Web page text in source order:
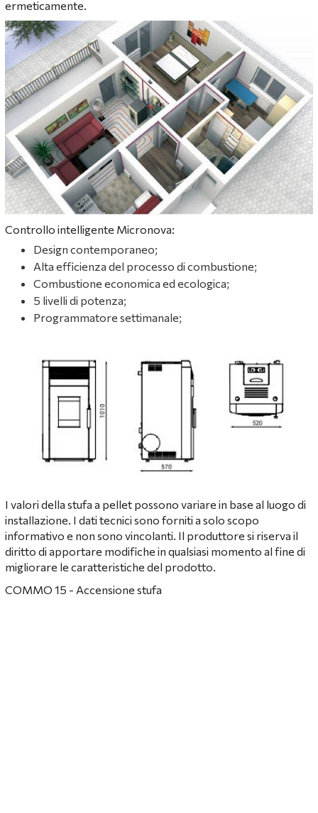
ermeticamente.
Controllo intelligente Micronova:
Design contemporaneo;
Alta efficienza del processo di combustione;
Combustione economica ed ecologica;
5 livelli di potenza;
Programmatore settimanale;
I valori della stufa a pellet possono variare in base al luogo di
installazione. I dati tecnici sono forniti a solo scopo
informativo e non sono vincolanti. Il produttore si riserva il
diritto di apportare modifiche in qualsiasi momento al fine di
migliorare le caratteristiche del prodotto.
COMMO 15 - Аccensione stufa